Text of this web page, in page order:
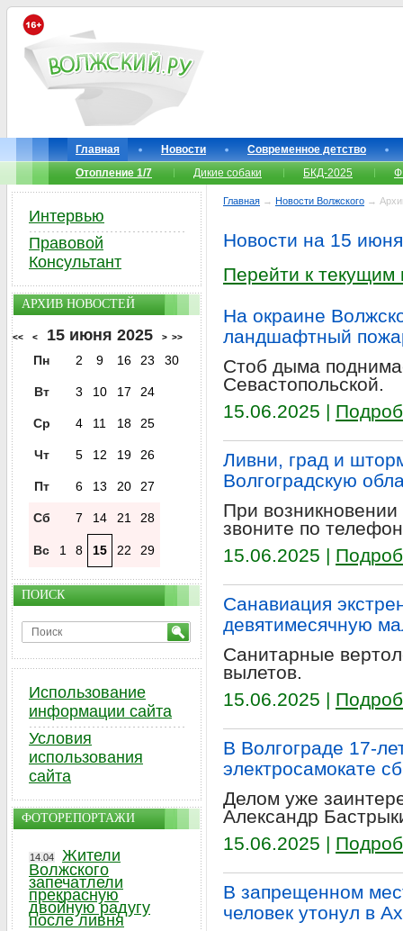
Главная Новости
Современное детство
Отопление 1/7
Дикие собаки БКД-2025
Главная → Новости Волжского →
Новости на 15
Перейти к текущим
На окраине
ландшафтный
Стоб дыма
Севастопольской.
15.06.2025 |
Ливни, град и
Волгоградскую
При
звоните по
15.06.2025 |
Санавиация
девятимесячную
Санитарные
вылетов.
15.06.2025 |
В Волгограде 17-
электросамокате
Делом уже
Александр
15.06.2025 |
В запрещенном
человек утонул в
Интервью
Правовой
Консультант
АРХИВ НОВОСТЕЙ
<< < 15 июня 2025 > >>
Пн 2 9 16 23 30
Вт 3 10 17 24
Ср 4 11 18 25
Чт 5 12 19 26
Пт 6 13 20 27
Сб 7 14 21 28
Вс 1 8 15 22 29
ПОИСК
Использование
информации сайта
Условия
использования
сайта
ФОТОРЕПОРТАЖИ
14.04
Жители
Волжского
запечатлели
прекрасную
двойную радугу
после ливня